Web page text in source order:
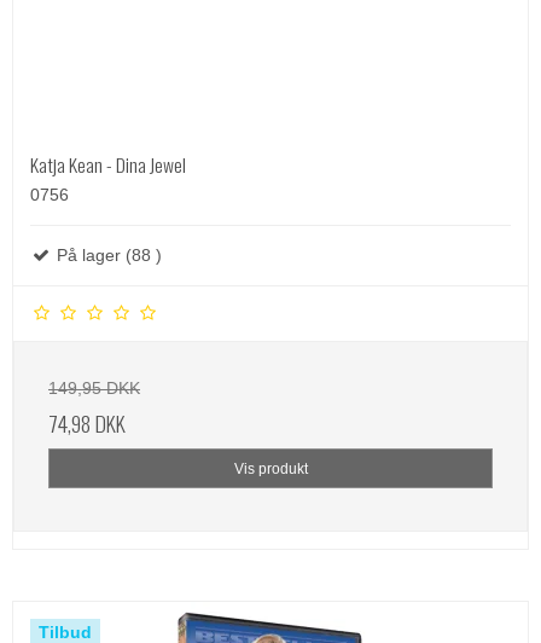
Katja Kean - Dina Jewel
0756
På lager (88 )
149,95 DKK
74,98 DKK
Vis produkt
Tilbud